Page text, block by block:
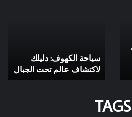
الجبال
سياحة الكهوف: دليلك
لاكتشاف عالم تحت الجبال
TAGS